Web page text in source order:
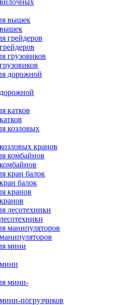
вышек
кранов
балок
погрузчиков